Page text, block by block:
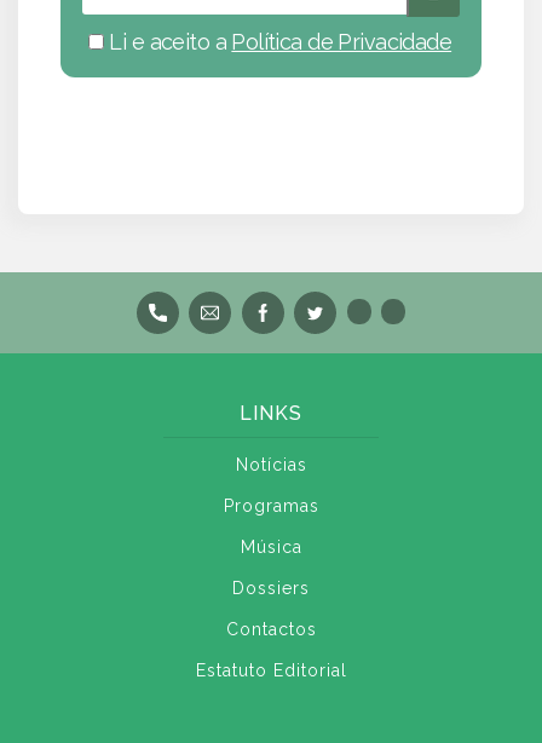
Li e aceito a Política de Privacidade
LINKS
Notícias
Programas
Música
Dossiers
Contactos
Estatuto Editorial